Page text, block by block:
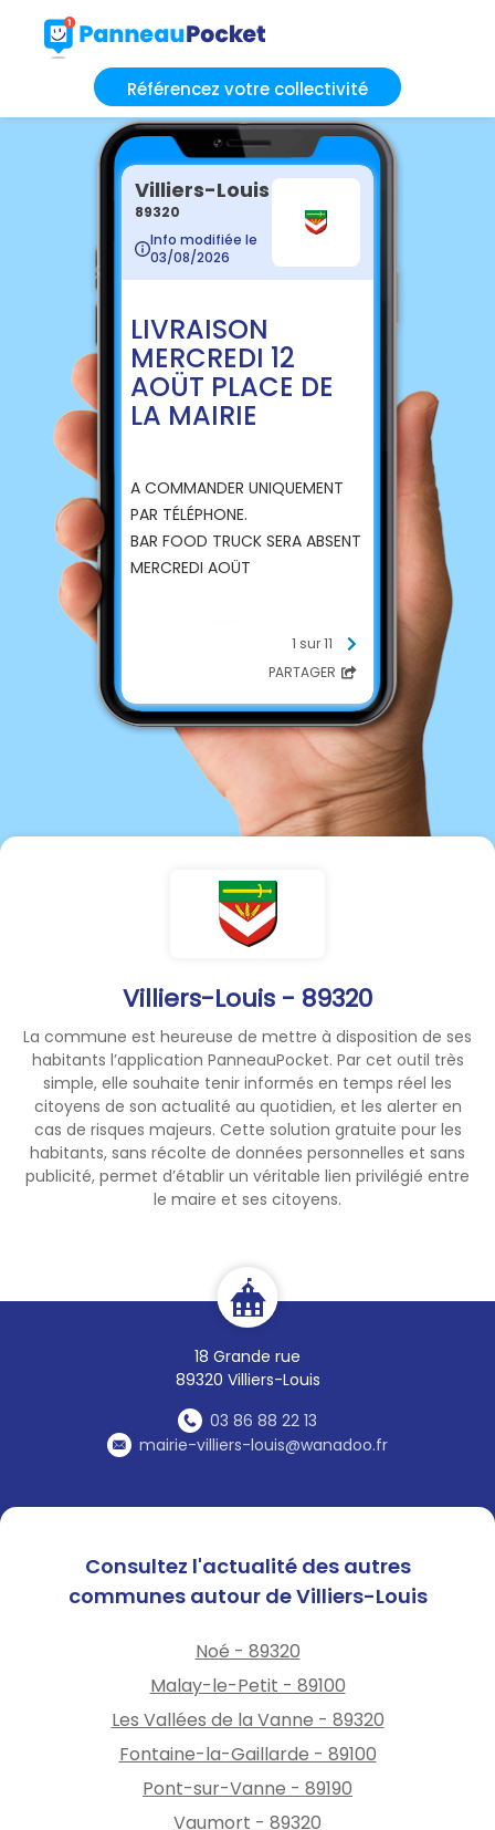
Référencez votre collectivité
Villiers-Louis - 89320
La commune est heureuse de mettre à disposition de ses
habitants l’application PanneauPocket. Par cet outil très
simple, elle souhaite tenir informés en temps réel les
citoyens de son actualité au quotidien, et les alerter en
cas de risques majeurs. Cette solution gratuite pour les
habitants, sans récolte de données personnelles et sans
publicité, permet d’établir un véritable lien privilégié entre
le maire et ses citoyens.
18 Grande rue
89320 Villiers-Louis
03 86 88 22 13
mairie-villiers-louis@wanadoo.fr
Villiers-Louis
89320
Info modifiée le
03/08/2026
LIVRAISON
MERCREDI 12
AOÜT PLACE DE
LA MAIRIE
A COMMANDER UNIQUEMENT
PAR TÉLÉPHONE.
BAR FOOD TRUCK SERA ABSENT
MERCREDI AOÜT
1 sur 11
PARTAGER
Consultez l'actualité des autres
communes autour de Villiers-Louis
Noé - 89320
Malay-le-Petit - 89100
Les Vallées de la Vanne - 89320
Fontaine-la-Gaillarde - 89100
Pont-sur-Vanne - 89190
Vaumort - 89320